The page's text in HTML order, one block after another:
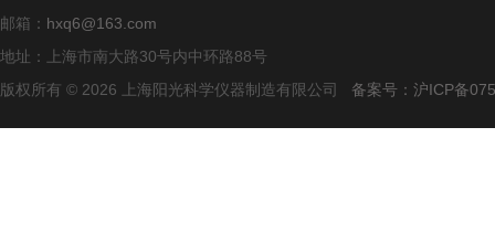
邮箱： hxq6@163.com
地址：上海市南大路30号内中环路88号
版权所有 © 2026 上海阳光科学仪器制造有限公司 备案号：沪ICP备